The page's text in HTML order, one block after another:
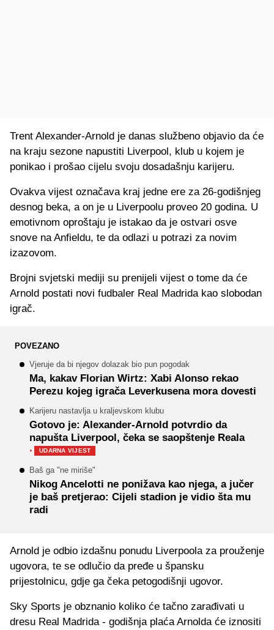
Trent Alexander-Arnold je danas službeno objavio da će
na kraju sezone napustiti Liverpool, klub u kojem je
ponikao i prošao cijelu svoju dosadašnju karijeru.
Ovakva vijest označava kraj jedne ere za 26-godišnjeg
desnog beka, a on je u Liverpoolu proveo 20 godina. U
emotivnom oproštaju je istakao da je ostvari osve
snove na Anfieldu, te da odlazi u potrazi za novim
izazovom.
Brojni svjetski mediji su prenijeli vijest o tome da će
Arnold postati novi fudbaler Real Madrida kao slobodan
igrač.
POVEZANO
Vjeruje da bi njegov dolazak bio pun pogodak
Ma, kakav Florian Wirtz: Xabi Alonso rekao
Perezu kojeg igrača Leverkusena mora dovesti
Karijeru nastavlja u kraljevskom klubu
Gotovo je: Alexander-Arnold potvrdio da
napušta Liverpool, čeka se saopštenje Reala
· UDARNA VIJEST
Baš ga "ne miriše"
Nikog Ancelotti ne ponižava kao njega, a jučer
je baš pretjerao: Cijeli stadion je vidio šta mu
radi
Arnold je odbio izdašnu ponudu Liverpoola za prouženje
ugovora, te se odlučio da pređe u špansku
prijestolnicu, gdje ga čeka petogodišnji ugovor.
Sky Sports je obznanio koliko će tačno zarađivati u
dresu Real Madrida - godišnja plaća Arnolda će iznositi